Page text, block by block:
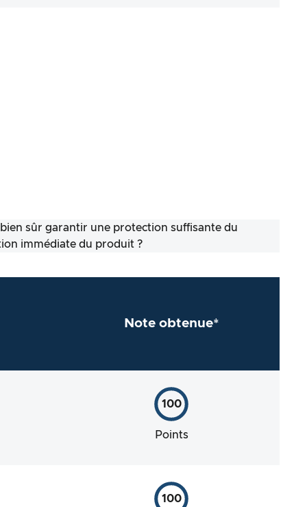
sûr garantir une protection suffisante du
immédiate du produit ?
Note obtenue*
100
Points
100